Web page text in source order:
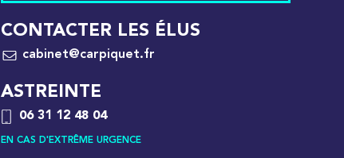
CONTACTER LES ÉLUS
cabinet@carpiquet.fr
ASTREINTE
06 31 12 48 04
EN CAS D'EXTRÊME URGENCE